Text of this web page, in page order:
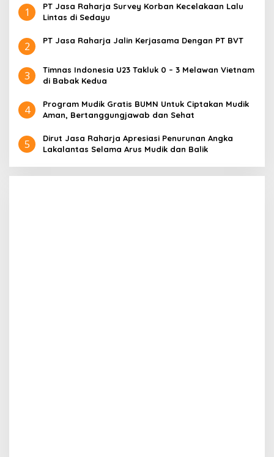
1
PT Jasa Raharja Survey Korban Kecelakaan Lalu
Lintas di Sedayu
2 PT Jasa Raharja Jalin Kerjasama Dengan PT BVT
3
Timnas Indonesia U23 Takluk 0 – 3 Melawan Vietnam
di Babak Kedua
4
Program Mudik Gratis BUMN Untuk Ciptakan Mudik
Aman, Bertanggungjawab dan Sehat
5
Dirut Jasa Raharja Apresiasi Penurunan Angka
Lakalantas Selama Arus Mudik dan Balik